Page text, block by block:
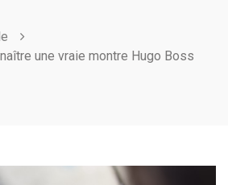
une vraie montre Hugo Boss